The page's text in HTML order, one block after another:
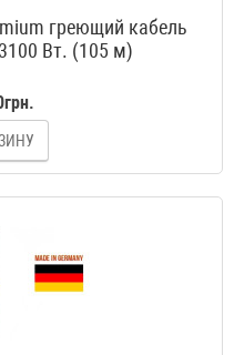
греющий кабель
Вт. (105 м)